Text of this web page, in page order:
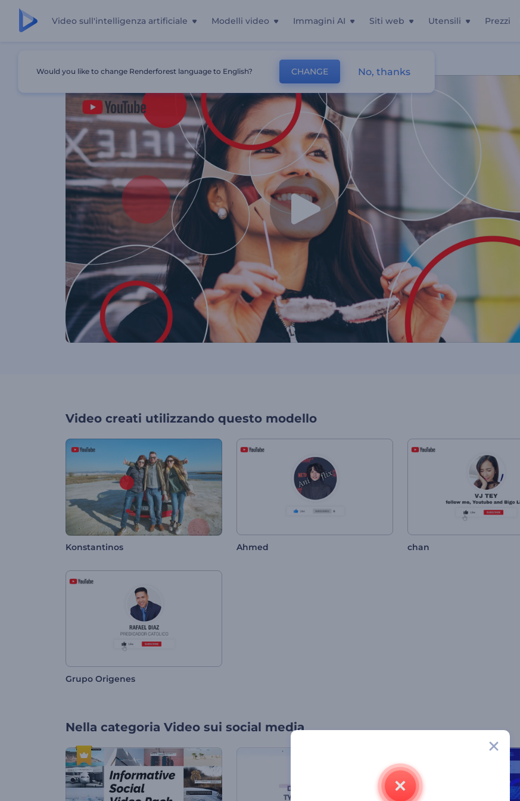
Video sull'intelligenza artificiale Modelli video Immagini AI Siti web Utensili Prezzi
Video creati utilizzando questo modello
Konstantinos Ahmed chan
Grupo Origenes
Nella categoria Video sui social media
Would you like to change Renderforest language to English? CHANGE No, thanks